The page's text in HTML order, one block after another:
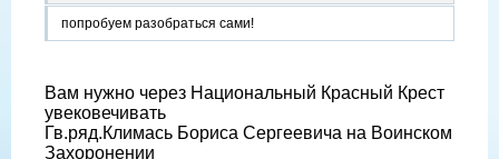
попробуем разобраться сами!
Вам нужно через Национальный Красный Крест
увековечивать
Гв.ряд.Климась Бориса Сергеевича на Воинском
Захоронении